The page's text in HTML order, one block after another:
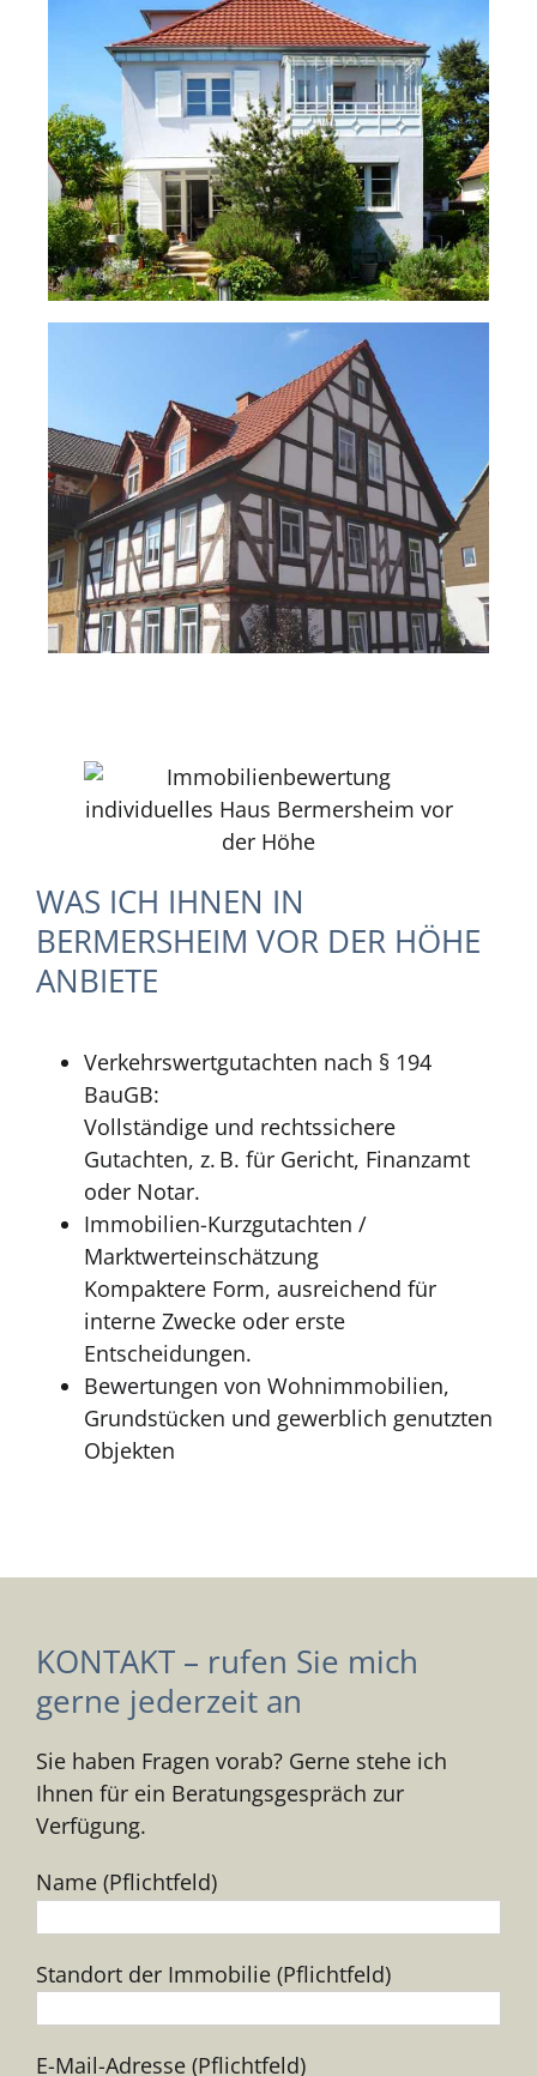
WAS ICH IHNEN IN
BERMERSHEIM VOR DER HÖHE
ANBIETE
Verkehrswertgutachten nach § 194
BauGB:
Vollständige und rechtssichere
Gutachten, z. B. für Gericht, Finanzamt
oder Notar.
Immobilien-Kurzgutachten /
Marktwerteinschätzung
Kompaktere Form, ausreichend für
interne Zwecke oder erste
Entscheidungen.
Bewertungen von Wohnimmobilien,
Grundstücken und gewerblich genutzten
Objekten
KONTAKT – rufen Sie mich
gerne jederzeit an
Sie haben Fragen vorab? Gerne stehe ich
Ihnen für ein Beratungsgespräch zur
Verfügung.
Name (Pflichtfeld)
Standort der Immobilie (Pflichtfeld)
E-Mail-Adresse (Pflichtfeld)